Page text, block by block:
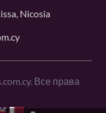
Nicosia
Все права